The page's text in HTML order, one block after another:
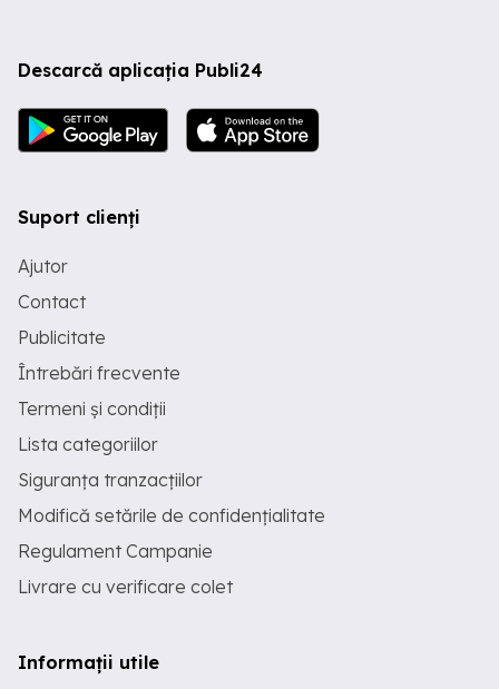
Descarcă aplicația Publi24
Suport clienți
Ajutor
Contact
Publicitate
Întrebări frecvente
Termeni și condiții
Lista categoriilor
Siguranța tranzacțiilor
Modifică setările de confidențialitate
Regulament Campanie
Livrare cu verificare colet
Informații utile